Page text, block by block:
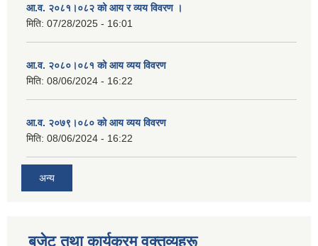
आ.व. २०८१।०८२ को आय र व्यय विवरण ।
मिति: 07/28/2025 - 16:01
आ.व. २०८०।०८१ को आय व्यय विवरण
मिति: 08/06/2024 - 16:22
आ.व. २०७९।०८० को आय व्यय विवरण
मिति: 08/06/2024 - 16:22
अन्य
बजेट तथा कार्यक्रम वक्तव्यहरू